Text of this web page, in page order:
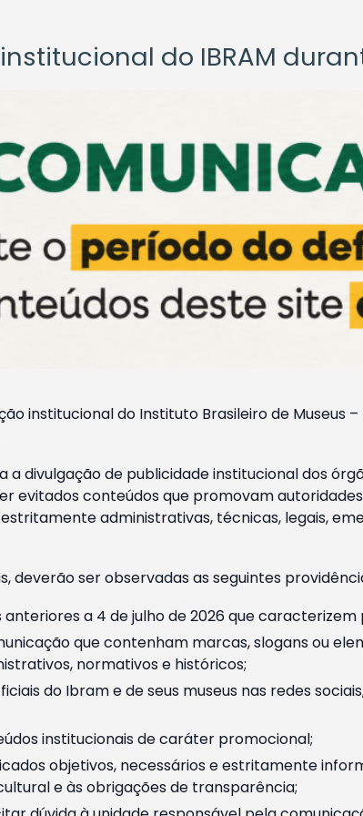
do IBRAM
institucional do Instituto Brasileiro de
a divulgação de publicidade institucional dos
evitados conteúdos que promovam
administrativas, técnicas, legais,
deverão ser observadas as seguintes
a 4 de julho de 2026 que
que contenham marcas, slogans ou
normativos e históricos;
do Ibram e de seus museus nas redes
institucionais de caráter promocional;
objetivos, necessários e estritamente
e às obrigações de transparência;